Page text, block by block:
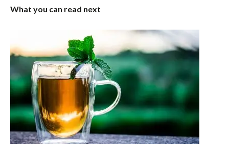
What you can read next